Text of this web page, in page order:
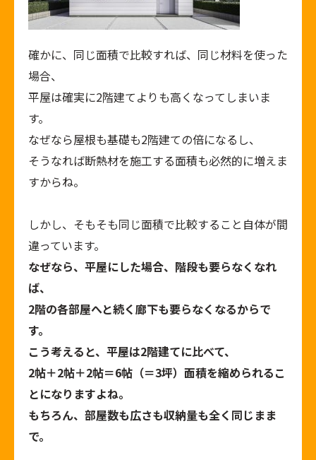
確かに、同じ面積で比較すれば、同じ材料を使った
場合、
平屋は確実に2階建てよりも高くなってしまいま
す。
なぜなら屋根も基礎も2階建ての倍になるし、
そうなれば断熱材を施工する面積も必然的に増えま
すからね。
しかし、そもそも同じ面積で比較すること自体が間
違っています。
なぜなら、 平屋にした場合、階段も要らなくなれ
ば、
2階の各部屋へと続く廊下も要らなくなるからで
す。
こう考えると、平屋は2階建てに比べて、
2帖＋2帖＋2帖＝6帖（＝3坪）面積を縮められるこ
とになりますよね。
もちろん、部屋数も広さも収納量も全く同じまま
で。